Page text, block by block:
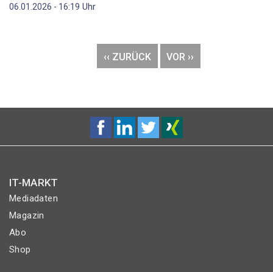
06.01.2026 - 16:19 Uhr
VORHERIGE
SEITE
‹‹ ZURÜCK
NÄCHSTE
SEITE
VOR ››
IT-MARKT
Mediadaten
Magazin
Abo
Shop